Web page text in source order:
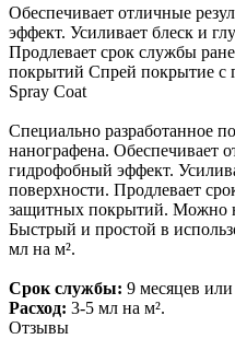
Обеспечивает отличные
эффект. Усиливает блеск и
Продлевает срок службы
покрытий Спрей покрытие с
Spray Coat
Специально разработанное
нанографена. Обеспечивает
гидрофобный эффект.
поверхности. Продлевает
защитных покрытий. Можно
Быстрый и простой в
мл на м².
Срок службы: 9 месяцев
Расход: 3-5 мл на м².
Отзывы